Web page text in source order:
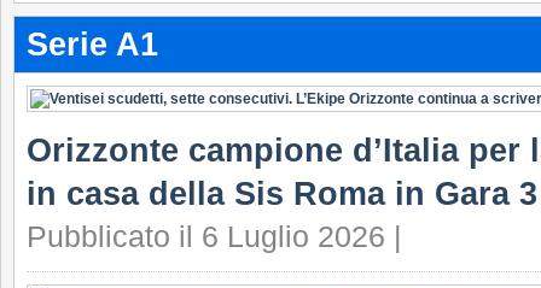
Serie A1
Orizzonte campione d’Italia per
in casa della Sis Roma in Gara
Pubblicato il 6 Luglio 2026 |